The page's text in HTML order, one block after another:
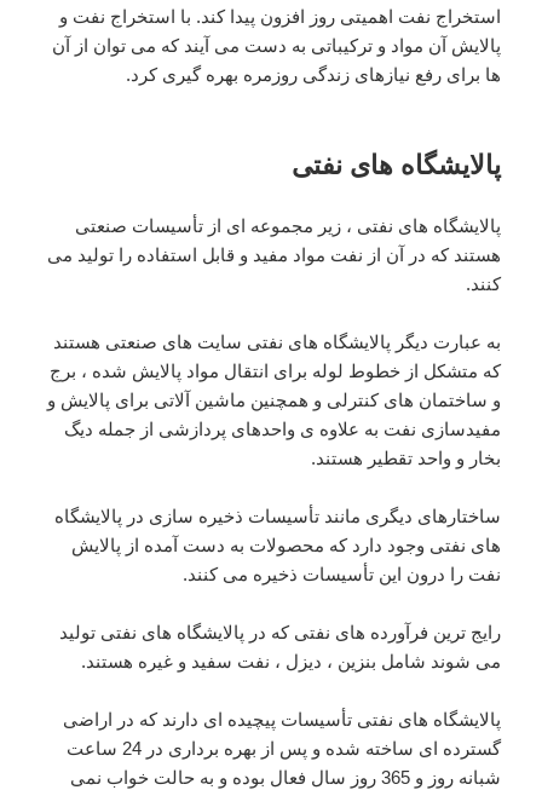
استخراج نفت اهمیتی روز افزون پیدا کند. با استخراج نفت و
پالایش آن مواد و ترکیباتی به دست می آیند که می توان از آن
ها برای رفع نیازهای زندگی روزمره بهره گیری کرد.
پالایشگاه های نفتی
پالایشگاه های نفتی ، زیر مجموعه ای از تأسیسات صنعتی
هستند که در آن از نفت مواد مفید و قابل استفاده را تولید می
کنند.
به عبارت دیگر پالایشگاه های نفتی سایت های صنعتی هستند
که متشکل از خطوط لوله برای انتقال مواد پالایش شده ، برج
و ساختمان های کنترلی و همچنین ماشین آلاتی برای پالایش و
مفیدسازی نفت به علاوه ی واحدهای پردازشی از جمله دیگ
بخار و واحد تقطیر هستند.
ساختارهای دیگری مانند تأسیسات ذخیره سازی در پالایشگاه
های نفتی وجود دارد که محصولات به دست آمده از پالایش
نفت را درون این تأسیسات ذخیره می کنند.
رایج ترین فرآورده های نفتی که در پالایشگاه های نفتی تولید
می شوند شامل بنزین ، دیزل ، نفت سفید و غیره هستند.
پالایشگاه های نفتی تأسیسات پیچیده ای دارند که در اراضی
گسترده ای ساخته شده و پس از بهره برداری در 24 ساعت
شبانه روز و 365 روز سال فعال بوده و به حالت خواب نمی